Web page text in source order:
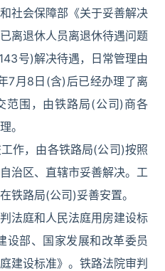
社会保障部《关于妥善解决
离退休人员离退休待遇问题
号)解决待遇，日常管理由
7月8日(含)后已经办理了离
范围，由铁路局(公司)商各
。
作，由各铁路局(公司)按照
治区、直辖市妥善解决。工
铁路局(公司)妥善安置。
法庭和人民法庭用房建设标
设部、国家发展和改革委员
建设标准》。铁路法院审判